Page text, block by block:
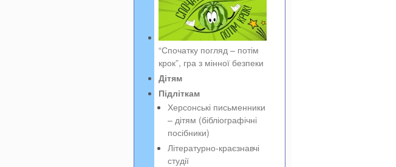
“Спочатку погляд – потім
крок”, гра з мінної безпеки
Дітям
Підліткам
Херсонські письменники
– дітям (бібліографічні
посібники)
Літературно-краєзнавчі
студії